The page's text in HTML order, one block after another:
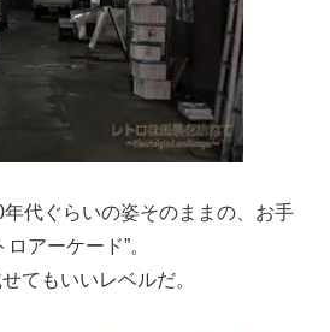
代ぐらいの姿そのままの、お手
アーケード”。
てもいいレベルだ。